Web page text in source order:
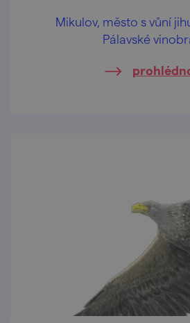
Mikulov, město s vůní
Pálavské